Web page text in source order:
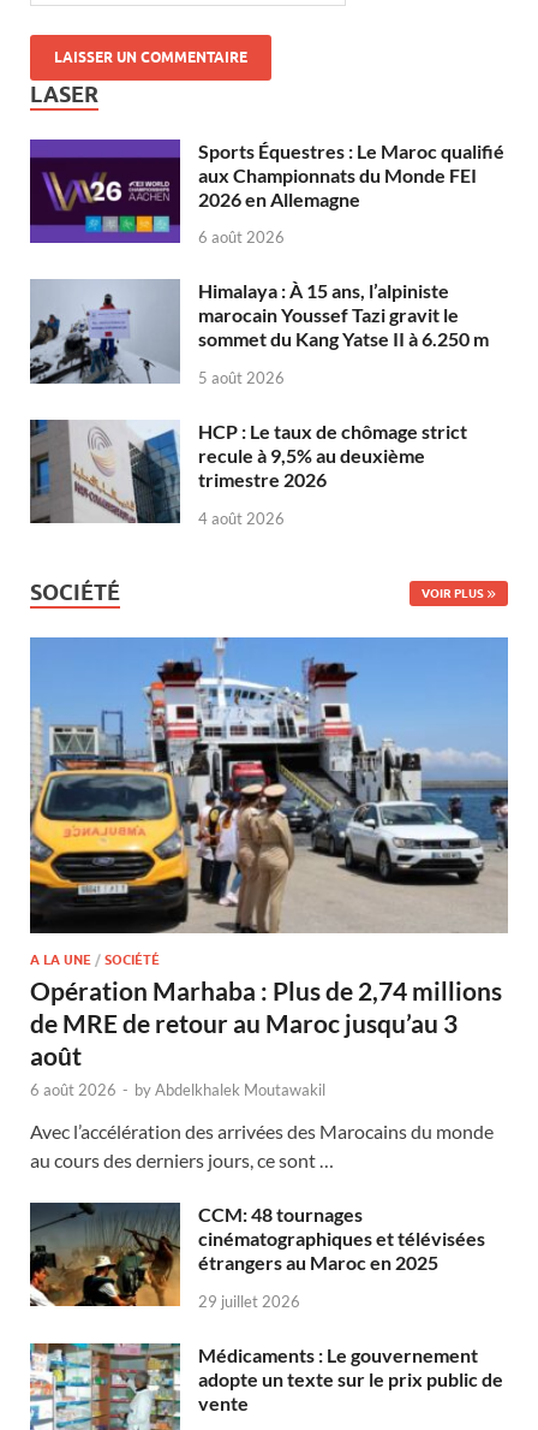
LASER
Sports Équestres : Le Maroc qualifié
aux Championnats du Monde FEI
2026 en Allemagne
6 août 2026
Himalaya : À 15 ans, l’alpiniste
marocain Youssef Tazi gravit le
sommet du Kang Yatse II à 6.250 m
5 août 2026
HCP : Le taux de chômage strict
recule à 9,5% au deuxième
trimestre 2026
4 août 2026
SOCIÉTÉ VOIR PLUS
A LA UNE / SOCIÉTÉ
Opération Marhaba : Plus de 2,74 millions
de MRE de retour au Maroc jusqu’au 3
août
6 août 2026 - byAbdelkhalek Moutawakil
Avec l’accélération des arrivées des Marocains du monde
au cours des derniers jours, ce sont …
CCM: 48 tournages
cinématographiques et télévisées
étrangers au Maroc en 2025
29 juillet 2026
Médicaments : Le gouvernement
adopte un texte sur le prix public de
vente